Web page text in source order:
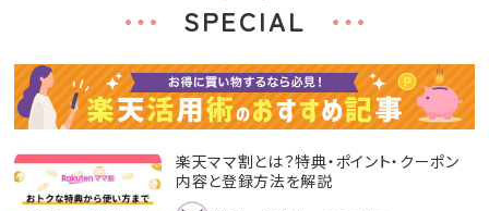
SPECIAL
楽天ママ割とは？特典・ポイント・クーポン
内容と登録方法を解説